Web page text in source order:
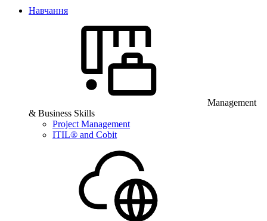
Навчання
Management
& Business Skills
Project Management
ITIL® and Cobit